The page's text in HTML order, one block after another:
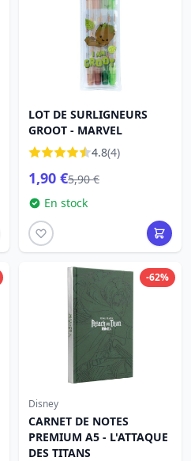
LOT DE SURLIGNEURS
GROOT - MARVEL
4.8(4)
1,90 €5,90 €
En stock
-62%
Disney
CARNET DE NOTES
PREMIUM A5 - L'ATTAQUE
DES TITANS